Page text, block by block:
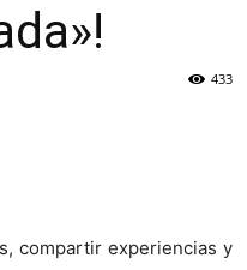
433
compartir experiencias y